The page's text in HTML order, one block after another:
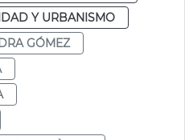
Y URBANISMO
GÓMEZ